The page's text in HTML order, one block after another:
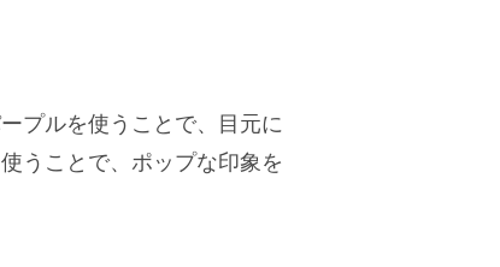
プルを使うことで、目元に
うことで、ポップな印象を